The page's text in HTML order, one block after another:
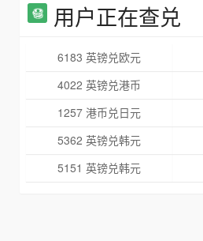
用户正在查兑
6183 英镑兑欧元
4022 英镑兑港币
1257 港币兑日元
5362 英镑兑韩元
5151 英镑兑韩元